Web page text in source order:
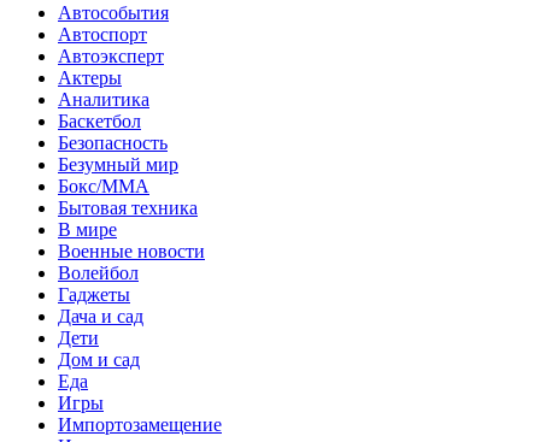
Автособытия
Автоспорт
Автоэксперт
Актеры
Аналитика
Баскетбол
Безопасность
Безумный мир
Бокс/MMA
Бытовая техника
В мире
Военные новости
Волейбол
Гаджеты
Дача и сад
Дети
Дом и сад
Еда
Игры
Импортозамещение